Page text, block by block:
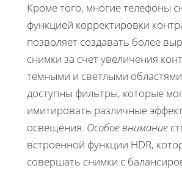
Кроме того, многие телефоны
функцией корректировки
позволяет создавать более
снимки за счет увеличения
темными и светлыми
доступны фильтры, которые
имитировать различные
освещения. Особое внимание
встроенной функции HDR,
совершать снимки с